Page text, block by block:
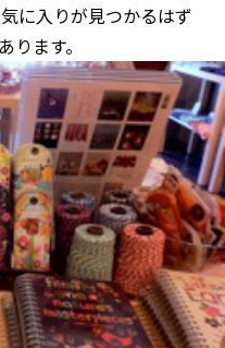
に入りが見つかるはず
ます。